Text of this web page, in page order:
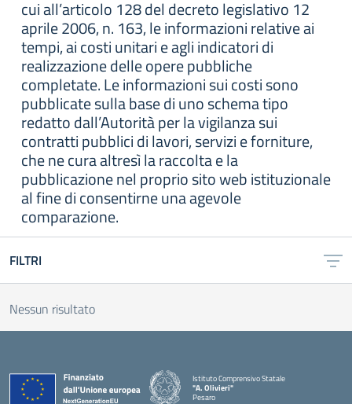
cui all’articolo 128 del decreto legislativo 12
aprile 2006, n. 163, le informazioni relative ai
tempi, ai costi unitari e agli indicatori di
realizzazione delle opere pubbliche
completate. Le informazioni sui costi sono
pubblicate sulla base di uno schema tipo
redatto dall’Autorità per la vigilanza sui
contratti pubblici di lavori, servizi e forniture,
che ne cura altresì la raccolta e la
pubblicazione nel proprio sito web istituzionale
al fine di consentirne una agevole
comparazione.
FILTRI
Nessun risultato
Istituto Comprensivo Statale
"A. Olivieri"
Pesaro